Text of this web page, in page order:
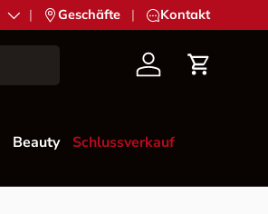
| Geschäfte | Kontakt
Konto
Beauty Schlussverkauf